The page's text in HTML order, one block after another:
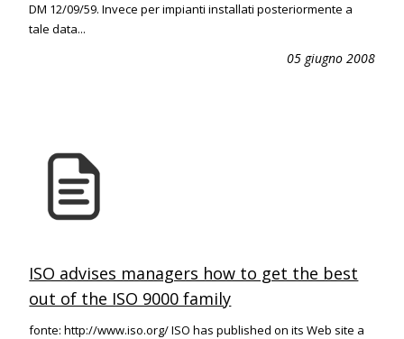
DM 12/09/59. Invece per impianti installati posteriormente a
tale data...
05 giugno 2008
ISO advises managers how to get the best
out of the ISO 9000 family
fonte: http://www.iso.org/ ISO has published on its Web site a